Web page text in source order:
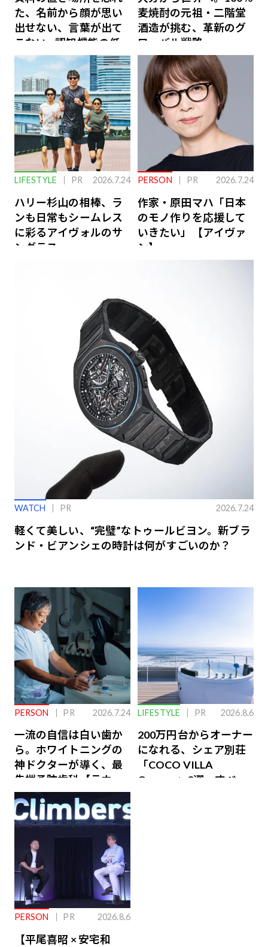
た、名前から顔が思い
出せない、言葉が出て
こない…認知機能の低
下を救う、脳のインナ
ーケアとは
麦焼酎の元祖・二階堂
酒造が挑む、革新のグ
ローバル戦略
LIFESTYLE PR 2026.7.24
ハリー杉山の相棒、ラ
ンも日常もシームレス
に彩るアイヴォルのサ
ングラス
PERSON PR 2026.7.24
作家・原田マハ「日本
のモノ作りを応援して
いきたい」【アイヴァ
ン】
WATCH PR 2026.7.24
軽くて美しい、“完璧”なトゥールビヨン。新ブラ
ンド・ビアンシェの時計は何がすごいのか？
PERSON PR 2026.7.24
一流の自信は白い歯か
ら。ホワイトニングの
神ドクターが導く、最
先端予防歯科【ラウン
ジ会員特典あり】
LIFESTYLE PR 2026.8.6
200万円台からオーナー
になれる、シェア別荘
「COCO VILLA
Owners」3選。すべて
PERSON PR 2026.8.6
【平尾喜昭 × 安宅和